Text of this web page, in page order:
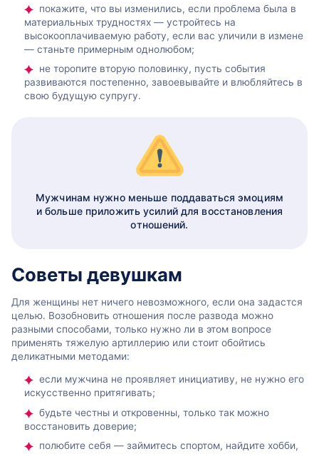
покажите, что вы изменились, если проблема была в
материальных трудностях — устройтесь на
высокооплачиваемую работу, если вас уличили в измене
— станьте примерным однолюбом;
не торопите вторую половинку, пусть события
развиваются постепенно, завоевывайте и влюбляйтесь в
свою будущую супругу.
Мужчинам нужно меньше поддаваться эмоциям
и больше приложить усилий для восстановления
отношений.
Советы девушкам
Для женщины нет ничего невозможного, если она задастся
целью. Возобновить отношения после развода можно
разными способами, только нужно ли в этом вопросе
применять тяжелую артиллерию или стоит обойтись
деликатными методами:
если мужчина не проявляет инициативу, не нужно его
искусственно притягивать;
будьте честны и откровенны, только так можно
восстановить доверие;
полюбите себя — займитесь спортом, найдите хобби,